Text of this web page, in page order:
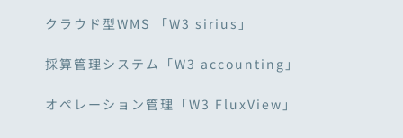
クラウド型WMS 「W3 sirius」
採算管理システム「W3 accounting」
オペレーション管理「W3 FluxView」